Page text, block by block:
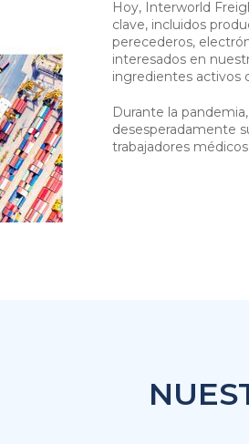
Hoy, Interworld
clave, incluidos
perecederos,
interesados en
ingredientes activos
Durante la
desesperadamente
trabajadores